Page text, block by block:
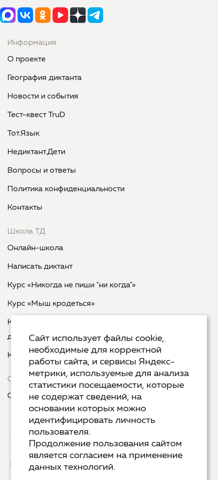
Информация
О проекте
География диктанта
Новости и события
Тест-квест TruD
Тот.Язык
Недиктант.Дети
Вопросы и ответы
Политика конфиденциальности
Контакты
Школа ТД
Онлайн-школа
Написать диктант
Курс «Никогда не пиши "ни когда"»
Курс «Мыш кродеться»
Курс «Русская пунктуация: болевые точки... и
двоеточия»
Курс «Я пишу - мне отвечают»
Сервисы
Организовать акцию в своем городе
ТЕХ.ПОДДЕРЖКА
ХОСТИНГ YANDEX CLOUD
Сайт использует файлы cookie,
необходимые для корректной
работы сайта, и сервисы Яндекс-
метрики, используемые для анализа
статистики посещаемости, которые
не содержат сведений, на
основании которых можно
идентифицировать личность
пользователя.
Продолжение пользования сайтом
является согласием на применение
данных технологий.